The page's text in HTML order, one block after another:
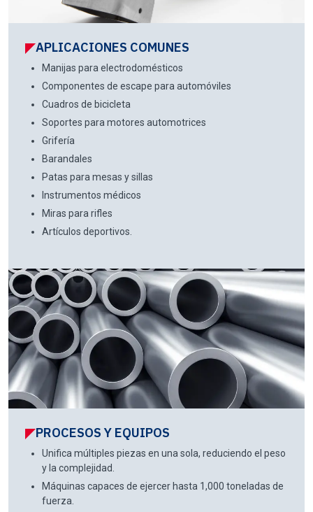
APLICACIONES COMUNES
Manijas para electrodomésticos
Componentes de escape para automóviles
Cuadros de bicicleta
Soportes para motores automotrices
Grifería
Barandales
Patas para mesas y sillas
Instrumentos médicos
Miras para rifles
Artículos deportivos.
PROCESOS Y EQUIPOS
Unifica múltiples piezas en una sola, reduciendo el peso
y la complejidad.
Máquinas capaces de ejercer hasta 1,000 toneladas de
fuerza.